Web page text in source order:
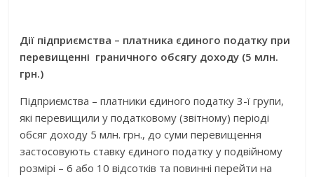
Дії підприємства – платника єдиного податку при
перевищенні граничного обсягу доходу (5 млн.
грн.)
Підприємства – платники єдиного податку 3-ї групи,
які перевищили у податковому (звітному) періоді
обсяг доходу 5 млн. грн., до суми перевищення
застосовують ставку єдиного податку у подвійному
розмірі – 6 або 10 відсотків та повинні перейти на